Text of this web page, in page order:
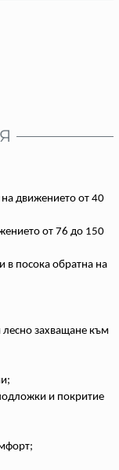
движението от 40
от 76 до 150
в посока обратна на
лесно захващане към
и покритие